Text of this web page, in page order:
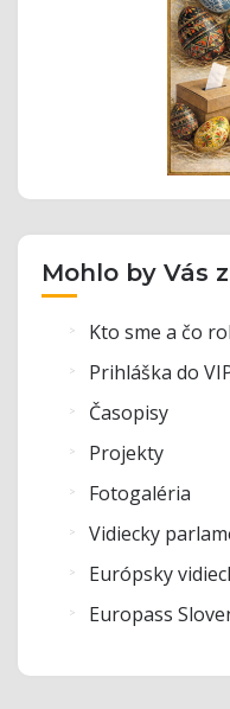
Mohlo by Vás
Kto sme a čo
Prihláška do
Časopisy
Projekty
Fotogaléria
Vidiecky
Európsky
Europass